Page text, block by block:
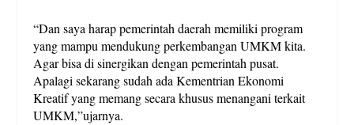
“Dan saya harap pemerintah daerah memiliki program
yang mampu mendukung perkembangan UMKM kita.
Agar bisa di sinergikan dengan pemerintah pusat.
Apalagi sekarang sudah ada Kementrian Ekonomi
Kreatif yang memang secara khusus menangani terkait
UMKM,”ujarnya.